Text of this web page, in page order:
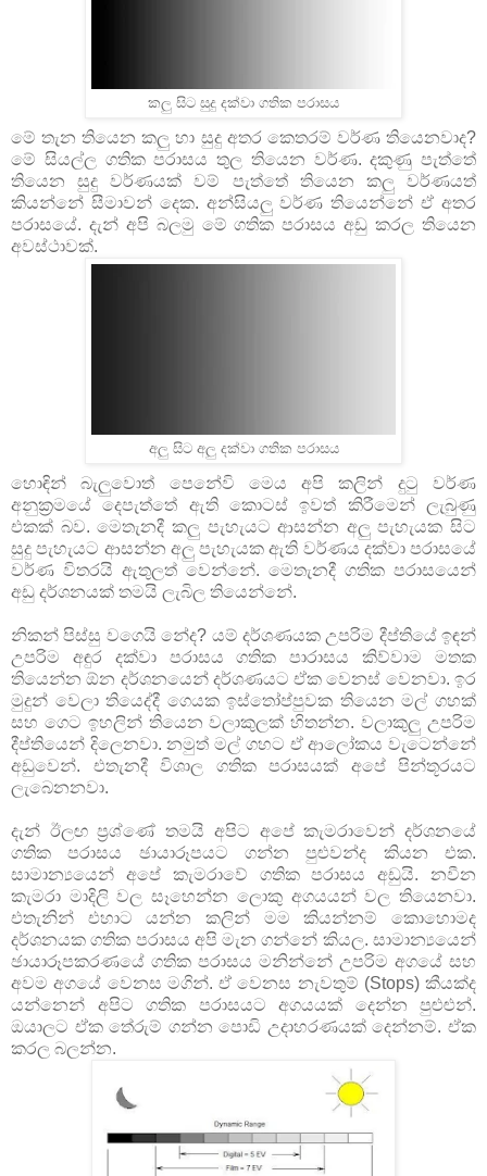
කලු සිට සුදු දක්වා ගතික පරාසය
මේ තැන තියෙන කලු හා සුදු අතර කෙතරම් වර්ණ තියෙනවාද?
මේ සියල්ල ගතික පරාසය තුල තියෙන වර්ණ. දකුණු පැත්තේ
තියෙන සුදු වර්ණයක් වම් පැත්තේ තියෙන කලු වර්ණයත්
කියන්නේ සීමාවන් දෙක. අන්සියලු වර්ණ තියෙන්නේ ඒ අතර
පරාසයේ. දැන් අපි බලමු මේ ගතික පරාසය අඩු කරල තියෙන
අවස්ථාවක්.
අලු සිට අලු දක්වා ගතික පරාසය
හොඳින් බැලුවොත් පෙනේවි මෙය අපි කලින් දුටු වර්ණ
අනුක්‍රමයේ දෙපැත්තේ ඇති කොටස් ඉවත් කිරීමෙන් ලැබුණු
එකක් බව. මෙතැනදී කලු පැහැයට ආසන්න අලු පැහැයක සිට
සුදු පැහැයට ආසන්න අලු පැහැයක ඇති වර්ණය දක්වා පරාසයේ
වර්ණ විතරයි ඇතුලත් වෙන්නේ. මෙතැනදී ගතික පරාසයෙන්
අඩු දර්ශනයක් තමයි ලැබිල තියෙන්නේ.
නිකන් පිස්සු වගෙයි නේද? යම් දර්ශණයක උපරිම දීප්ති‍යේ ඉඳන්
උපරිම අඳුර දක්වා පරාසය ගතික පාරාසය කිව්වාම මතක
තියෙන්න ඕන දර්ශනයෙන් දර්ශණයට ඒක වෙනස් වෙනවා. ඉර
මුදුන් වෙලා තියෙද්දී ගෙයක ඉස්තෝප්පුවක තියෙන මල් ගහක්
සහ ගෙට ඉහලින් තියෙන වලාකුලක් හිතන්න. වලාකුලු උපරිම
දීප්තියෙන් දිලෙනවා. නමුත් මල් ගහට ඒ ආලෝකය වැටෙන්නේ
අඩුවෙන්. එතැනදී විශාල ගතික පරාසයක් අපේ පින්තූරයට
ලැබෙනනවා.
දැන් ඊලඟ ප්‍රශ්ණේ තමයි අපිට අපේ කැමරාවෙන් දර්ශනයේ
ගතික පරාසය ඡායාරූපයට ගන්න පුළුවන්ද කියන එක.
සාමාන්‍යයෙන් අපේ කැමරාවේ ගතික පරාසය අඩුයි. නවීන
කැමරා මාදිලි වල සෑහෙන්න ලොකු අගයයන් වල තියෙනවා.
එතැනින් එහාට යන්න කලින් මම කියන්නම් කොහොමද
දර්ශනයක ගතික පරාසය අපි මැන ගන්නේ කියල. සාමාන්‍යයෙන්
ඡායාරූපකරණයේ ගතික පරාසය මනින්නේ උපරිම අග‍යේ සහ
අවම අගයේ වෙනස මගින්. ඒ වෙනස නැවතුම් (Stops) කීයක්ද
යන්නෙන් අපිට ගතික පරාසයට අගයයක් දෙන්න පුළුළුන්.
ඔයාලට ඒක තේරුම් ගන්න පොඩි උදාහරණයක් දෙන්නම්. ඒක
කරල බලන්න.